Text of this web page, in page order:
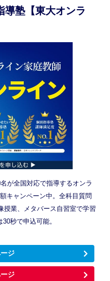
導塾【東大オンラ
が全国対応で指導するオンラ
キャンペーン中。全科目質問
授業、メタバース自習室で学習
秒で申込可能。
ジ
ジ